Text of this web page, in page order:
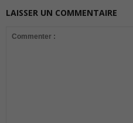
LAISSER UN COMMENTAIRE